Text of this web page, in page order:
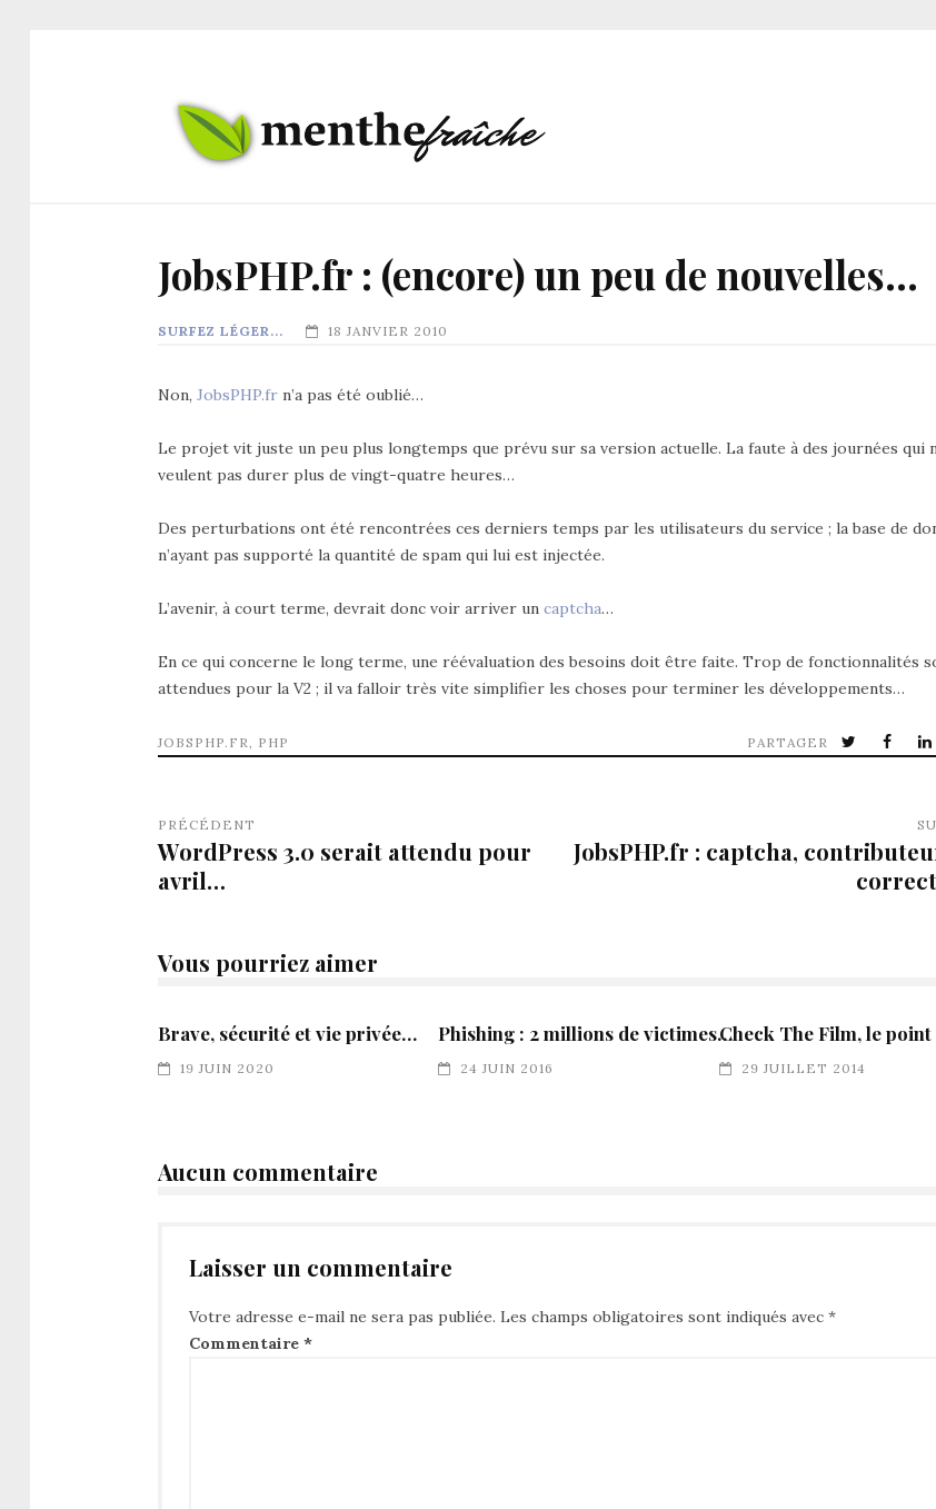
JobsPHP.fr : (encore) un peu de nouvelles…
SURFEZ LÉGER... 18 JANVIER 2010
Non, JobsPHP.fr n’a pas été oublié…
Le projet vit juste un peu plus longtemps que prévu sur sa version actuelle. La faute à des journées qui
veulent pas durer plus de vingt-quatre heures…
Des perturbations ont été rencontrées ces derniers temps par les utilisateurs du service ; la base de
n’ayant pas supporté la quantité de spam qui lui est injectée.
L’avenir, à court terme, devrait donc voir arriver un captcha…
En ce qui concerne le long terme, une réévaluation des besoins doit être faite. Trop de fonctionnalités
attendues pour la V2 ; il va falloir très vite simplifier les choses pour terminer les développements…
JOBSPHP.FR PHP PARTAGER
PRÉCÉDENT
WordPress 3.0 serait attendu pour
avril…
JobsPHP.fr : captcha,
Vous pourriez aimer
Brave, sécurité et vie privée…
19 JUIN 2020
Phishing : 2 millions de victimes…
24 JUIN 2016
Check The Film, le
29 JUILLET 2014
Aucun commentaire
Laisser un commentaire
Votre adresse e-mail ne sera pas publiée. Les champs obligatoires sont indiqués avec *
Commentaire *